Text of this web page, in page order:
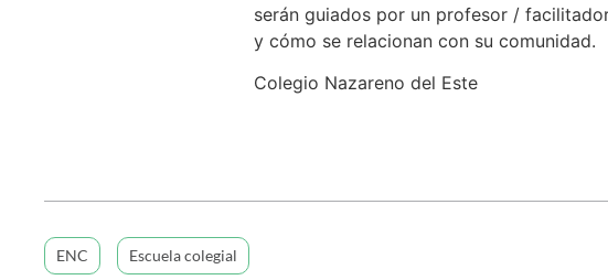
serán guiados por un profesor /
y cómo se relacionan con su comunidad.
Colegio Nazareno del Este
ENC Escuela colegial